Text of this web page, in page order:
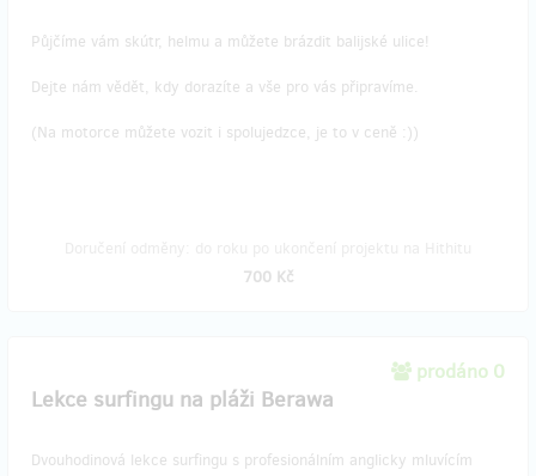
Půjčíme vám skútr, helmu a můžete brázdit balijské ulice!
Dejte nám vědět, kdy dorazíte a vše pro vás připravíme.
(Na motorce můžete vozit i spolujedzce, je to v ceně :))
700 Kč
prodáno 0
Lekce surfingu na pláži Berawa
Dvouhodinová lekce surfingu s profesionálním anglicky mluvícím